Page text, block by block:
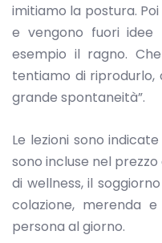
imitiamo la postura.
e vengono fuori idee
esempio il ragno.
tentiamo di riprodurlo,
grande spontaneità”.
Le lezioni sono
sono incluse nel
di wellness, il
colazione, merenda
persona al giorno.